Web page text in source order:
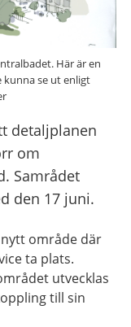
Här är en
kunna se ut enligt
detaljplanen
om
Samrådet
den 17 juni.
område där
ta plats.
utvecklas
till sin